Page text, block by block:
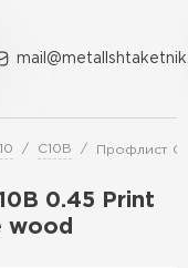
С10В Профлист
0.45 Print
wood
Контакты